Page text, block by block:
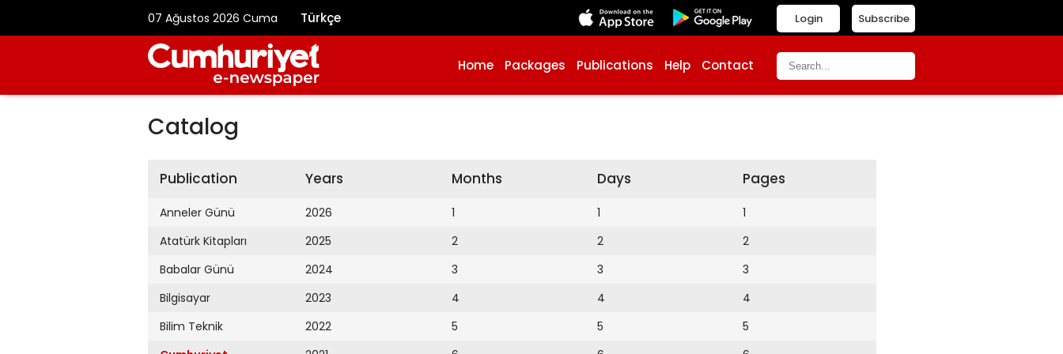
07 Ağustos 2026 Cuma Türkçe Subscribe
Login
Home Packages Publications Help Contact
Catalog
Publication
Anneler Günü
Atatürk Kitapları
Babalar Günü
Bilgisayar
Bilim Teknik
Years
2026
2025
2024
2023
2022
Months
1
2
3
4
5
Days
1
2
3
4
5
Pages
1
2
3
4
5